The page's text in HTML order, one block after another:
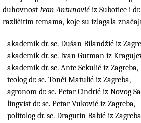
duhovnost Ivan Antunović iz Subotice i
različitim temama, koje su izlagala
- akademik dr. sc. Dušan Bilandžić iz
- akademik dr. sc. Ivan Gutman iz
- akademik dr. sc. Ante Sekulić iz Zagreba,
- teolog dr. sc. Tonči Matulić iz Zagreba,
- agronom dr. sc. Petar Cindrić iz Novog
- lingvist dr. sc. Petar Vuković iz Zagreba,
- politolog dr. sc. Dragutin Babić iz